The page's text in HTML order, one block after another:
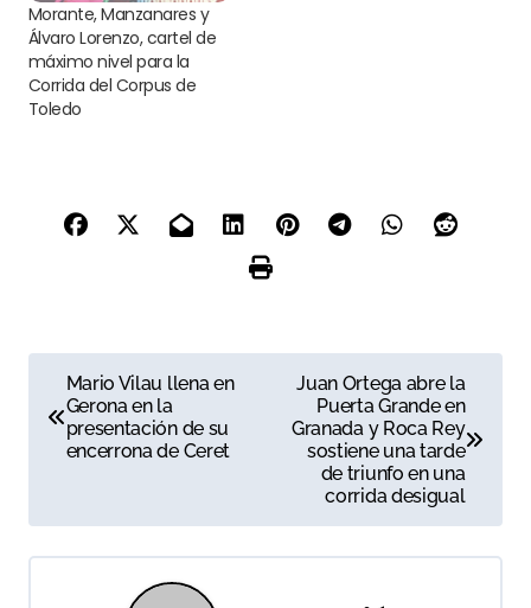
Morante, Manzanares y
Álvaro Lorenzo, cartel de
máximo nivel para la
Corrida del Corpus de
Toledo
a
e
g
Mario Vilau llena en
Gerona en la
presentación de su
encerrona de Ceret
Juan Ortega abre la
Puerta Grande en
Granada y Roca Rey
sostiene una tarde
de triunfo en una
corrida desigual